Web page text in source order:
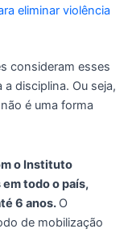
eliminar violência
consideram esses
disciplina. Ou seja,
é uma forma
o Instituto
todo o país,
6 anos. O
de mobilização